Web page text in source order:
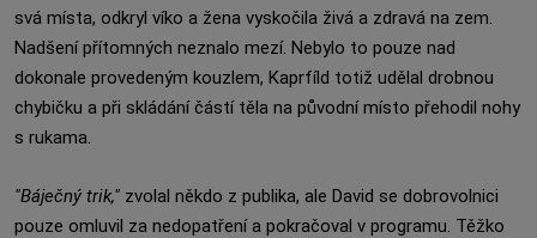
svá místa, odkryl víko a žena vyskočila živá a zdravá na zem.
Nadšení přítomných neznalo mezí. Nebylo to pouze nad
dokonale provedeným kouzlem, Kaprfíld totiž udělal drobnou
chybičku a při skládání částí těla na původní místo přehodil nohy
s rukama.
"Báječný trik," zvolal někdo z publika, ale David se dobrovolnici
pouze omluvil za nedopatření a pokračoval v programu. Těžko